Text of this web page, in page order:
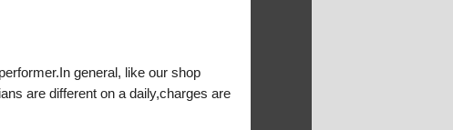
general, like our shop
are different on a daily,charges are